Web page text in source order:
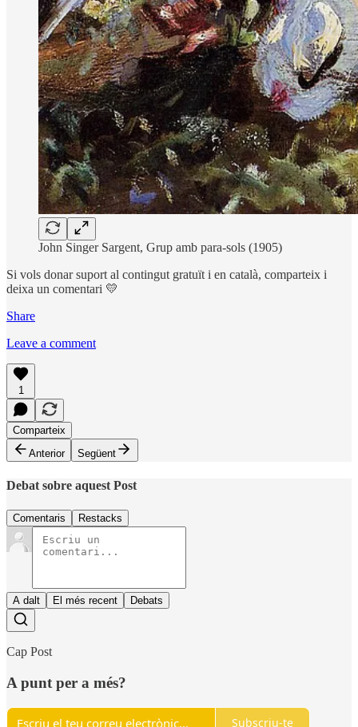
John Singer Sargent, Grup amb para-sols (1905)
Si vols donar suport al contingut gratuït i en català, comparteix i
deixa un comentari 💛
Share
Leave a comment
1
Comparteix
Anterior
Següent
Debat sobre aquest Post
Comentaris Restacks
A dalt El més recent Debats
Cap Post
A punt per a més?
Subscriu-te